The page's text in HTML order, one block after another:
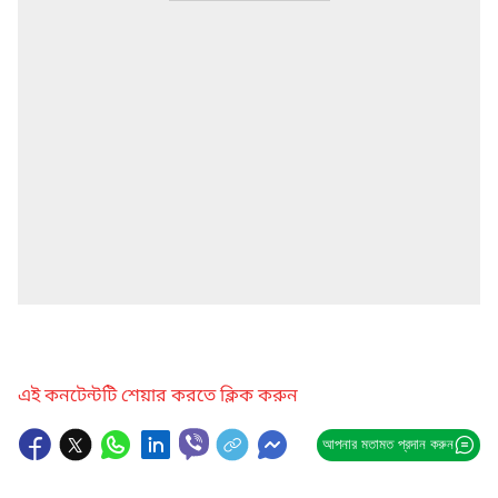
এই কনটেন্টটি শেয়ার করতে ক্লিক করুন
আপনার মতামত প্রদান করুন